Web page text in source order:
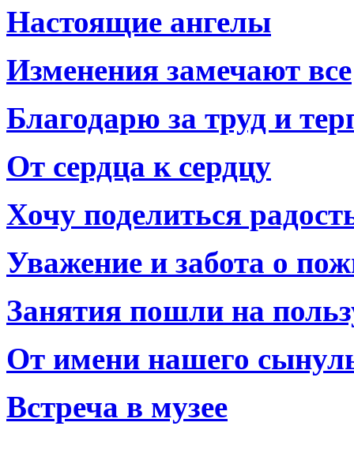
Настоящие ангелы
Изменения замечают все
Благодарю за труд и
От сердца к сердцу
Хочу поделиться
Уважение и забота о
Занятия пошли на
От имени нашего
Встреча в музее